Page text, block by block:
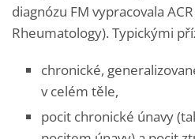
diagnózu FM vypracovala
Rheumatology). Typickými
chronické,
v celém těle,
pocit chronické únavy